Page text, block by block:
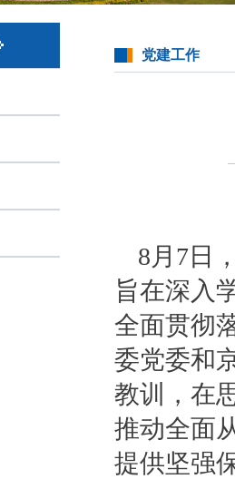
党建工作
8月7日
旨在深入
全面贯彻
委党委和
教训，在
推动全面
提供坚强